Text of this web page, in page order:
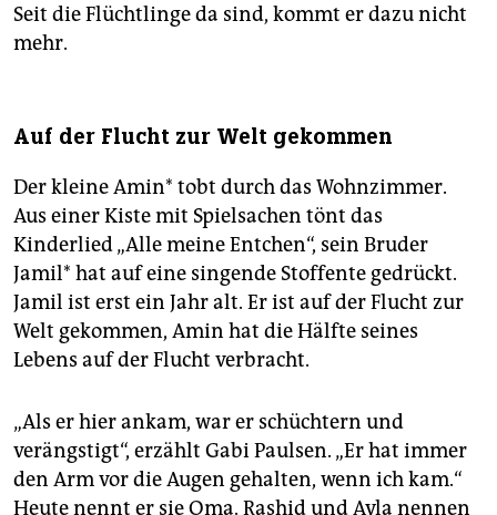
Seit die Flüchtlinge da sind, kommt er dazu nicht
mehr.
Auf der Flucht zur Welt gekommen
Der kleine Amin* tobt durch das Wohnzimmer.
Aus einer Kiste mit Spielsachen tönt das
Kinderlied „Alle meine Entchen“, sein Bruder
Jamil* hat auf eine singende Stoffente gedrückt.
Jamil ist erst ein Jahr alt. Er ist auf der Flucht zur
Welt gekommen, Amin hat die Hälfte seines
Lebens auf der Flucht verbracht.
„Als er hier ankam, war er schüchtern und
verängstigt“, erzählt Gabi Paulsen. „Er hat immer
den Arm vor die Augen gehalten, wenn ich kam.“
Heute nennt er sie Oma. Rashid und Ayla nennen